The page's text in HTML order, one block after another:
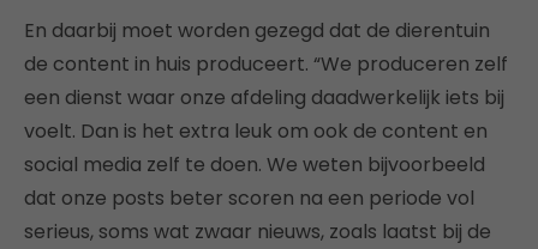
En daarbij moet worden gezegd dat de dierentuin
de content in huis produceert. “We produceren zelf
een dienst waar onze afdeling daadwerkelijk iets bij
voelt. Dan is het extra leuk om ook de content en
social media zelf te doen. We weten bijvoorbeeld
dat onze posts beter scoren na een periode vol
serieus, soms wat zwaar nieuws, zoals laatst bij de